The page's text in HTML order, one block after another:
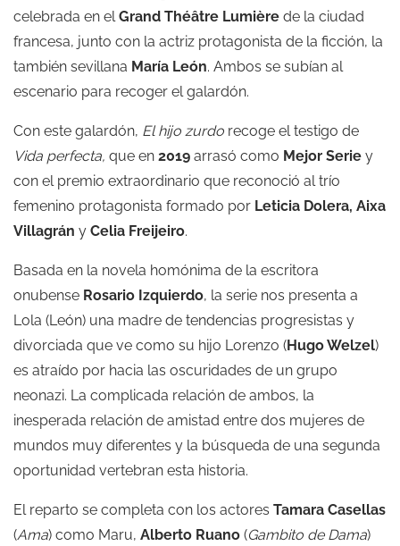
celebrada en elGrand Théâtre Lumière de la ciudad
francesa, junto con la actriz protagonista de la ficción, la
también sevillana María León. Ambos se subían al
escenario para recoger el galardón.
Con este galardón, El hijo zurdo recoge el testigo de
Vida perfecta, que en 2019 arrasó como Mejor Serie y
con el premio extraordinario que reconoció al trío
femenino protagonista formado por Leticia Dolera, Aixa
Villagrán y Celia Freijeiro.
Basada en la novela homónima de la escritora
onubense Rosario Izquierdo, la serie nos presenta a
Lola (León) una madre de tendencias progresistas y
divorciada que ve como su hijo Lorenzo (Hugo Welzel)
es atraído por hacia las oscuridades de un grupo
neonazi. La complicada relación de ambos, la
inesperada relación de amistad entre dos mujeres de
mundos muy diferentes y la búsqueda de una segunda
oportunidad vertebran esta historia.
El reparto se completa con los actores Tamara Casellas
(Ama) como Maru, Alberto Ruano (Gambito de Dama)